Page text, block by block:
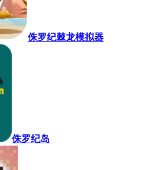
侏罗纪棘龙模拟器
侏罗纪岛